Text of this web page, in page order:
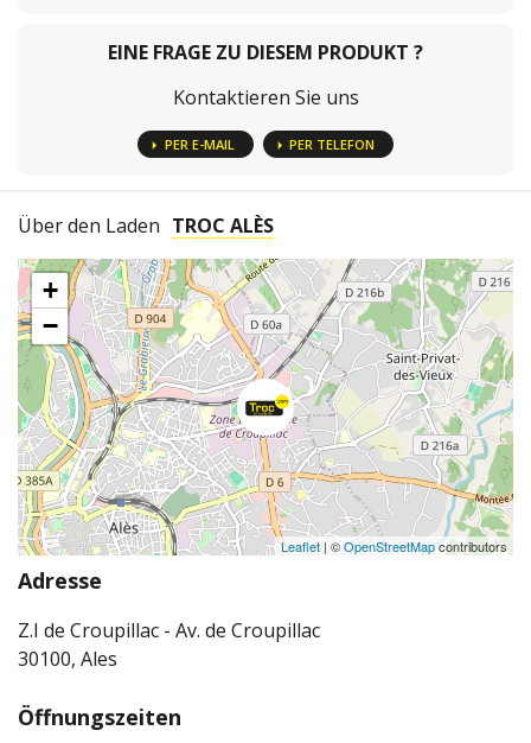
EINE FRAGE ZU DIESEM PRODUKT ?
Kontaktieren Sie uns
PER E-MAIL PER TELEFON
Über den Laden TROC ALÈS
+
−
Leaflet | ©OpenStreetMapcontributors
Adresse
Z.I de Croupillac - Av. de Croupillac
30100, Ales
Öffnungszeiten